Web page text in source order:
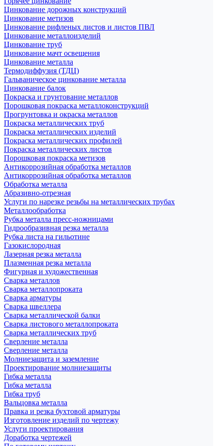
Цинкование дорожных конструкций
Цинкование метизов
Цинкование рифленых листов и листов ПВЛ
Цинкование металлоизделий
Цинкование труб
Цинкование мачт освещения
Цинкование металла
Термодиффузия (ТДЦ)
Гальваническое цинкование металла
Цинкование балок
Покраска и грунтование металлов
Порошковая покраска металлоконструкций
Прогрунтовка и окраска металлов
Покраска металлических труб
Покраска металлических изделий
Покраска металлических профилей
Покраска металлических листов
Порошковая покраска метизов
Антикоррозийная обработка металлов
Антикоррозийная обработка металлов
Обработка металла
Абразивно-отрезная
Услуги по нарезке резьбы на металлических трубах
Металлообработка
Рубка металла пресс-ножницами
Гидрообразивная резка металла
Рубка листа на гильотине
Газокислородная
Лазерная резка металла
Плазменная резка металла
Фигурная и художественная
Сварка металлов
Сварка металлопроката
Сварка арматуры
Сварка швеллера
Сварка металлической балки
Сварка листового металлопроката
Сварка металлических труб
Сверление металла
Сверление металла
Молниезащита и заземление
Проектирование молниезащиты
Гибка металла
Гибка металла
Гибка труб
Вальцовка металла
Правка и резка бухтовой арматуры
Изготовление изделий по чертежу
Услуги проектирования
Доработка чертежей